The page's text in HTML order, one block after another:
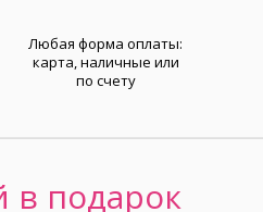
Любая форма оплаты:
карта, наличные или
по счету
в подарок